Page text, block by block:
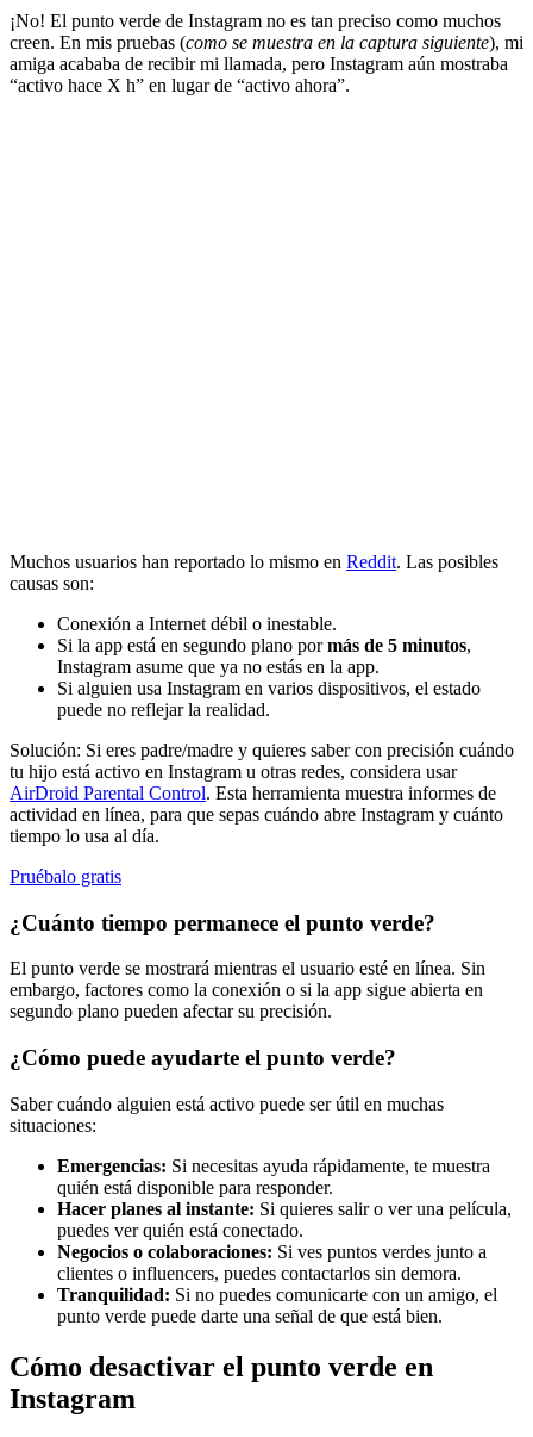
¡No! El punto verde de Instagram no es tan preciso como muchos
creen. En mis pruebas (como se muestra en la captura siguiente), mi
amiga acababa de recibir mi llamada, pero Instagram aún mostraba
“activo hace X h” en lugar de “activo ahora”.
Muchos usuarios han reportado lo mismo en Reddit. Las posibles
causas son:
Conexión a Internet débil o inestable.
Si la app está en segundo plano pormás de 5 minutos,
Instagram asume que ya no estás en la app.
Si alguien usa Instagram en varios dispositivos, el estado
puede no reflejar la realidad.
Solución: Si eres padre/madre y quieres saber con precisión cuándo
tu hijo está activo en Instagram u otras redes, considera usar
AirDroid Parental Control. Esta herramienta muestra informes de
actividad en línea, para que sepas cuándo abre Instagram y cuánto
tiempo lo usa al día.
Pruébalo gratis
¿Cuánto tiempo permanece el punto verde?
El punto verde se mostrará mientras el usuario esté en línea. Sin
embargo, factores como la conexión o si la app sigue abierta en
segundo plano pueden afectar su precisión.
¿Cómo puede ayudarte el punto verde?
Saber cuándo alguien está activo puede ser útil en muchas
situaciones:
Emergencias: Si necesitas ayuda rápidamente, te muestra
quién está disponible para responder.
Hacer planes al instante: Si quieres salir o ver una película,
puedes ver quién está conectado.
Negocios o colaboraciones: Si ves puntos verdes junto a
clientes o influencers, puedes contactarlos sin demora.
Tranquilidad: Si no puedes comunicarte con un amigo, el
punto verde puede darte una señal de que está bien.
Cómo desactivar el punto verde en
Instagram